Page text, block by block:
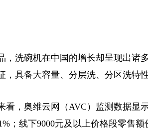
洗碗机在中国的增长却呈现出诸
，具备大容量、分层洗、分区洗特
奥维云网（AVC）监测数据显示
；线下9000元及以上价格段零售